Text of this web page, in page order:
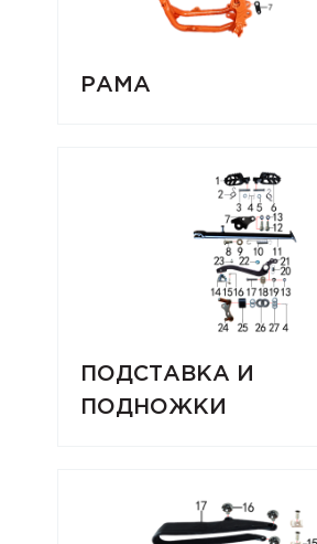
РАМА
ПОДСТАВКА И
ПОДНОЖКИ